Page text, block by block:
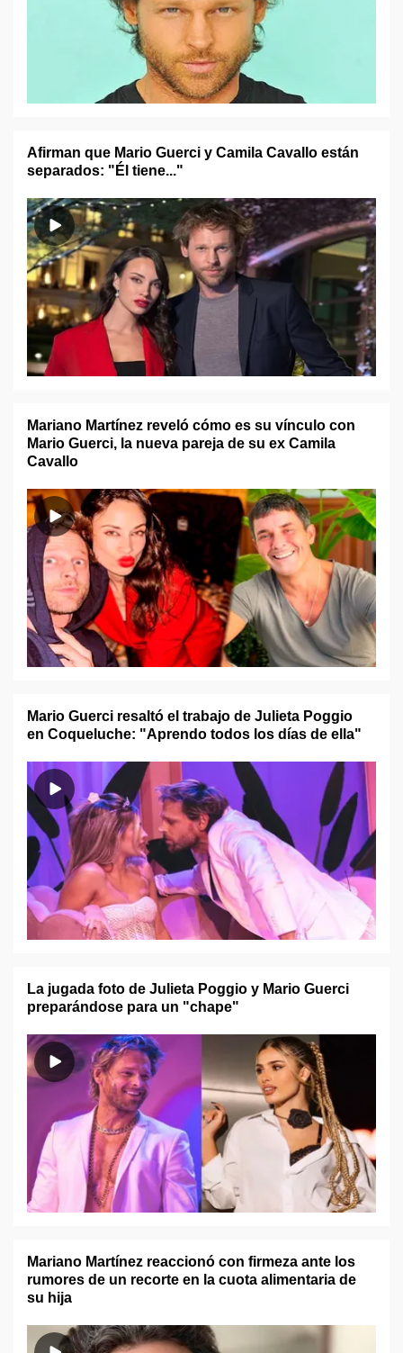
Afirman que Mario Guerci y Camila Cavallo están
separados: "Él tiene..."
Mariano Martínez reveló cómo es su vínculo con
Mario Guerci, la nueva pareja de su ex Camila
Cavallo
Mario Guerci resaltó el trabajo de Julieta Poggio
en Coqueluche: "Aprendo todos los días de ella"
La jugada foto de Julieta Poggio y Mario Guerci
preparándose para un "chape"
Mariano Martínez reaccionó con firmeza ante los
rumores de un recorte en la cuota alimentaria de
su hija